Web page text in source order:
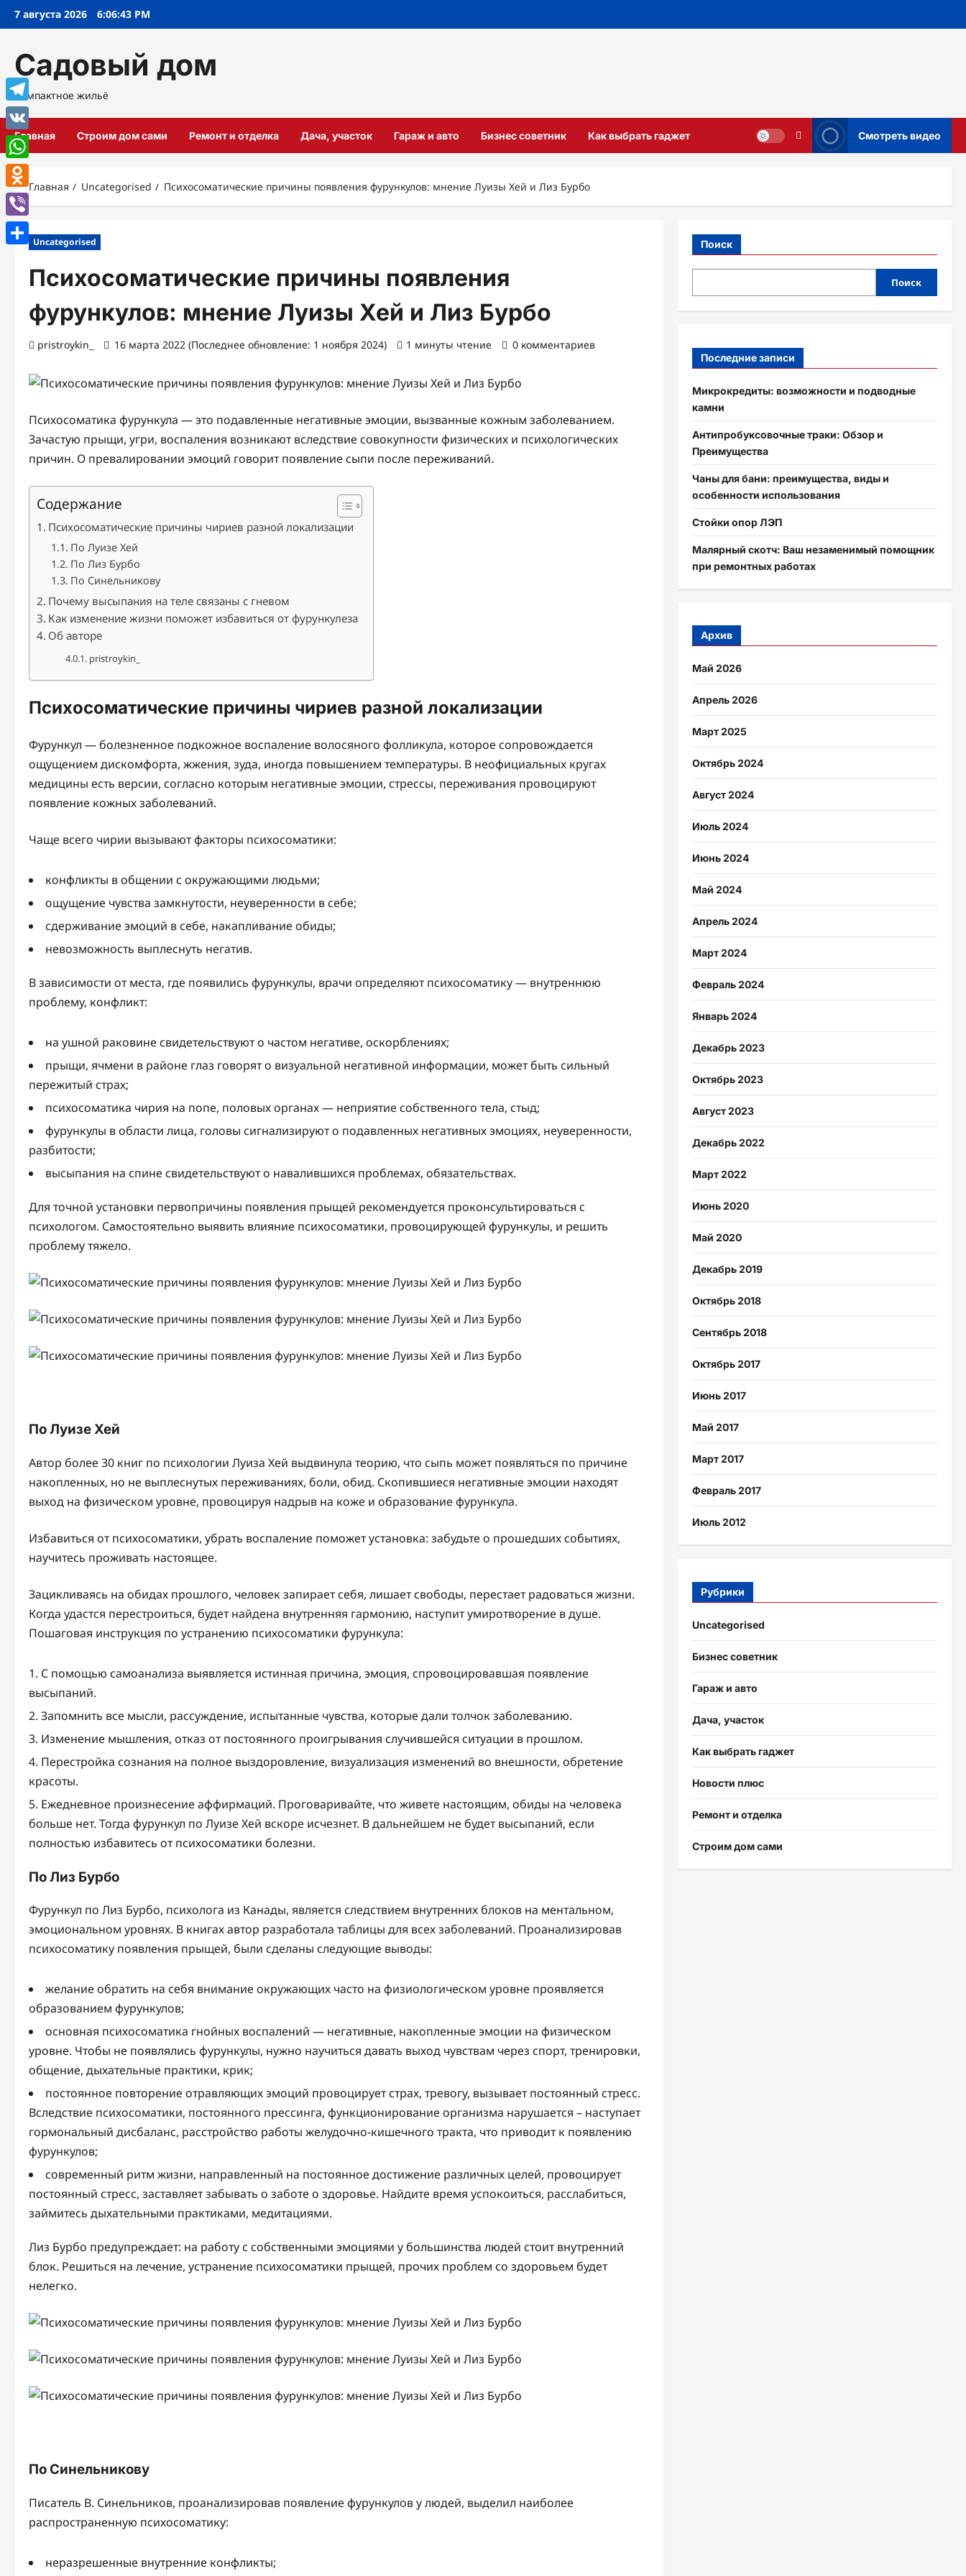
Перейти
7 августа 2026 6:06:44 PM
Садовый дом
Компактное жильё
Главная Строим дом сами Ремонт и отделка Дача, участок Гараж и авто Бизнес советник Как выбрать гаджет Смотреть видео
Главная Uncategorised Психосоматические причины появления фурункулов: мнение Луизы Хей и Лиз Бурбо
Uncategorised
Психосоматические причины появления
фурункулов: мнение Луизы Хей и Лиз Бурбо
pristroykin_ 16 марта 2022 (Последнее обновление: 1 ноября 2024) 1 минуты чтение 0 комментариев
Психосоматика фурункула — это подавленные негативные эмоции, вызванные кожным заболеванием.
Зачастую прыщи, угри, воспаления возникают вследствие совокупности физических и психологических
причин. О превалировании эмоций говорит появление сыпи после переживаний.
Содержание
Психосоматические причины чириев разной локализации
По Луизе Хей
По Лиз Бурбо
По Синельникову
Почему высыпания на теле связаны с гневом
Как изменение жизни поможет избавиться от фурункулеза
Об авторе
pristroykin_
Психосоматические причины чириев разной локализации
Фурункул — болезненное подкожное воспаление волосяного фолликула, которое сопровождается
ощущением дискомфорта, жжения, зуда, иногда повышением температуры. В неофициальных кругах
медицины есть версии, согласно которым негативные эмоции, стрессы, переживания провоцируют
появление кожных заболеваний.
Чаще всего чирии вызывают факторы психосоматики:
конфликты в общении с окружающими людьми;
ощущение чувства замкнутости, неуверенности в себе;
сдерживание эмоций в себе, накапливание обиды;
невозможность выплеснуть негатив.
В зависимости от места, где появились фурункулы, врачи определяют психосоматику — внутреннюю
проблему, конфликт:
на ушной раковине свидетельствуют о частом негативе, оскорблениях;
прыщи, ячмени в районе глаз говорят о визуальной негативной информации, может быть сильный
пережитый страх;
психосоматика чирия на попе, половых органах — неприятие собственного тела, стыд;
фурункулы в области лица, головы сигнализируют о подавленных негативных эмоциях, неуверенности,
разбитости;
высыпания на спине свидетельствуют о навалившихся проблемах, обязательствах.
Для точной установки первопричины появления прыщей рекомендуется проконсультироваться с
психологом. Самостоятельно выявить влияние психосоматики, провоцирующей фурункулы, и решить
проблему тяжело.
По Луизе Хей
Автор более 30 книг по психологии Луиза Хей выдвинула теорию, что сыпь может появляться по причине
накопленных, но не выплеснутых переживаниях, боли, обид. Скопившиеся негативные эмоции находят
выход на физическом уровне, провоцируя надрыв на коже и образование фурункула.
Избавиться от психосоматики, убрать воспаление поможет установка: забудьте о прошедших событиях,
научитесь проживать настоящее.
Зацикливаясь на обидах прошлого, человек запирает себя, лишает свободы, перестает радоваться жизни.
Когда удастся перестроиться, будет найдена внутренняя гармонию, наступит умиротворение в душе.
Пошаговая инструкция по устранению психосоматики фурункула:
С помощью самоанализа выявляется истинная причина, эмоция, спровоцировавшая появление
высыпаний.
Запомнить все мысли, рассуждение, испытанные чувства, которые дали толчок заболеванию.
Изменение мышления, отказ от постоянного проигрывания случившейся ситуации в прошлом.
Перестройка сознания на полное выздоровление, визуализация изменений во внешности, обретение
красоты.
Ежедневное произнесение аффирмаций. Проговаривайте, что живете настоящим, обиды на человека
больше нет. Тогда фурункул по Луизе Хей вскоре исчезнет. В дальнейшем не будет высыпаний, если
полностью избавитесь от психосоматики болезни.
По Лиз Бурбо
Фурункул по Лиз Бурбо, психолога из Канады, является следствием внутренних блоков на ментальном,
эмоциональном уровнях. В книгах автор разработала таблицы для всех заболеваний. Проанализировав
психосоматику появления прыщей, были сделаны следующие выводы:
желание обратить на себя внимание окружающих часто на физиологическом уровне проявляется
образованием фурункулов;
основная психосоматика гнойных воспалений — негативные, накопленные эмоции на физическом
уровне. Чтобы не появлялись фурункулы, нужно научиться давать выход чувствам через спорт, тренировки,
общение, дыхательные практики, крик;
постоянное повторение отравляющих эмоций провоцирует страх, тревогу, вызывает постоянный стресс.
Вследствие психосоматики, постоянного прессинга, функционирование организма нарушается – наступает
гормональный дисбаланс, расстройство работы желудочно-кишечного тракта, что приводит к появлению
фурункулов;
современный ритм жизни, направленный на постоянное достижение различных целей, провоцирует
постоянный стресс, заставляет забывать о заботе о здоровье. Найдите время успокоиться, расслабиться,
займитесь дыхательными практиками, медитациями.
Лиз Бурбо предупреждает: на работу с собственными эмоциями у большинства людей стоит внутренний
блок. Решиться на лечение, устранение психосоматики прыщей, прочих проблем со здоровьем будет
нелегко.
По Синельникову
Писатель В. Синельников, проанализировав появление фурункулов у людей, выделил наиболее
распространенную психосоматику:
неразрешенные внутренние конфликты;
Поиск
Поиск
Последние записи
Микрокредиты: возможности и подводные
камни
Антипробуксовочные траки: Обзор и
Преимущества
Чаны для бани: преимущества, виды и
особенности использования
Стойки опор ЛЭП
Малярный скотч: Ваш незаменимый помощник
при ремонтных работах
Архив
Май 2026
Апрель 2026
Март 2025
Октябрь 2024
Август 2024
Июль 2024
Июнь 2024
Май 2024
Апрель 2024
Март 2024
Февраль 2024
Январь 2024
Декабрь 2023
Октябрь 2023
Август 2023
Декабрь 2022
Март 2022
Июнь 2020
Май 2020
Декабрь 2019
Октябрь 2018
Сентябрь 2018
Октябрь 2017
Июнь 2017
Май 2017
Март 2017
Февраль 2017
Июль 2012
Рубрики
Uncategorised
Бизнес советник
Гараж и авто
Дача, участок
Как выбрать гаджет
Новости плюс
Ремонт и отделка
Строим дом сами
Telegram
VK
WhatsApp
Odnoklassniki
Viber